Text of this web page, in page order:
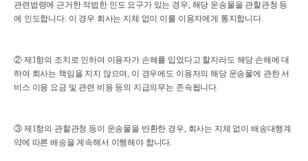
관련법령에 근거한 적법한 인도 요구가 있는 경우, 해당 운송물을 관할관청 등
에 인도합니다. 이 경우 회사는 지체 없이 이를 이용자에게 통지합니다.
② 제1항의 조치로 인하여 이용자가 손해를 입었다고 할지라도 해당 손해에 대
하여 회사는 책임을 지지 않으며, 이 경우에도 이용자의 해당 운송물에 관한 서
비스 이용 요금 및 관련 비용 등의 지급의무는 존속됩니다.
③ 제1항의 관할관청 등이 운송물을 반환한 경우, 회사는 지체 없이 배송대행계
약에 따른 배송을 계속해서 이행해야 합니다.